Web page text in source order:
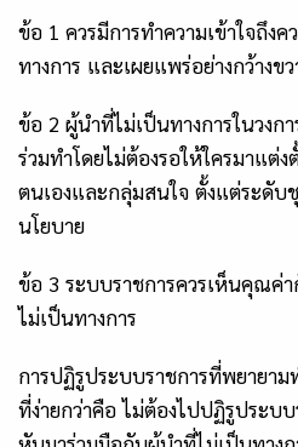
ข้อ 1 ควรมีการทำความเข้าใจถึง
ทางการ และเผยแพร่อย่างกว้างขว
ข้อ 2 ผู้นำที่ไม่เป็นทางการในวงก
ร่วมทำโดยไม่ต้องรอให้ใครมาแต่
ตนเองและกลุ่มสนใจ ตั้งแต่ระดั
นโยบาย
ข้อ 3 ระบบราชการควรเห็นคุณค่
ไม่เป็นทางการ
การปฏิรูประบบราชการที่พยายาม
ที่ง่ายกว่าคือ ไม่ต้องไปปฏิรูประบ